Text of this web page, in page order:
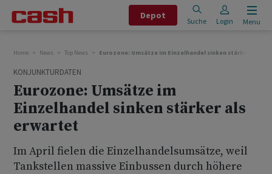
Depot
Suche Login Menu
Home News Top News Eurozone: Umsätze im Einzelhandel sinken stärker als
KONJUNKTURDATEN
Eurozone: Umsätze im
Einzelhandel sinken stärker als
erwartet
Im April fielen die Einzelhandelsumsätze, weil
Tankstellen massive Einbussen durch höhere